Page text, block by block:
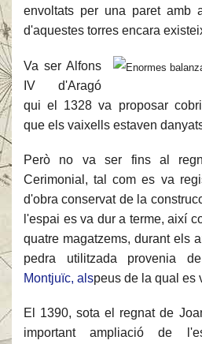
envoltats per una paret amb
d'aquestes torres encara
Va ser Alfons
IV d'Aragó
qui el 1328 va proposar
que els vaixells estaven
Però no va ser fins al
Cerimonial, tal com es va
d'obra conservat de la
l'espai es va dur a terme, així
quatre magatzems, durant els
pedra utilitzada provenia
Montjuïc, alspeus de la qual es
El 1390, sota el regnat de
important ampliació de